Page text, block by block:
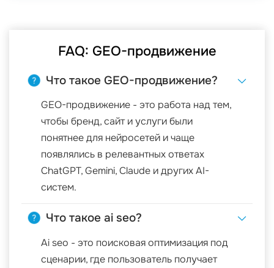
FAQ: GEO-продвижение
Что такое GEO-продвижение?
GEO-продвижение - это работа над тем,
чтобы бренд, сайт и услуги были
понятнее для нейросетей и чаще
появлялись в релевантных ответах
ChatGPT, Gemini, Claude и других AI-
систем.
Что такое ai seo?
Ai seo - это поисковая оптимизация под
сценарии, где пользователь получает